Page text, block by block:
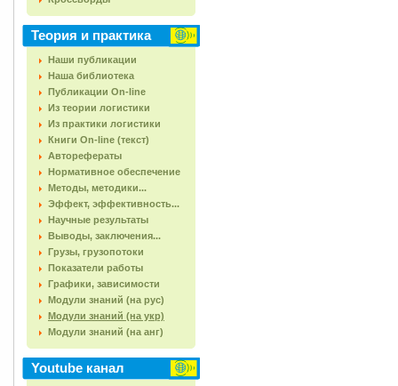
Теория и практика
Наши публикации
Наша библиотека
Публикации On-line
Из теории логистики
Из практики логистики
Книги On-line (текст)
Авторефераты
Нормативное обеспечение
Методы, методики...
Эффект, эффективность...
Научные результаты
Выводы, заключения...
Грузы, грузопотоки
Показатели работы
Графики, зависимости
Модули знаний (на рус)
Модули знаний (на укр)
Модули знаний (на анг)
Youtube канал